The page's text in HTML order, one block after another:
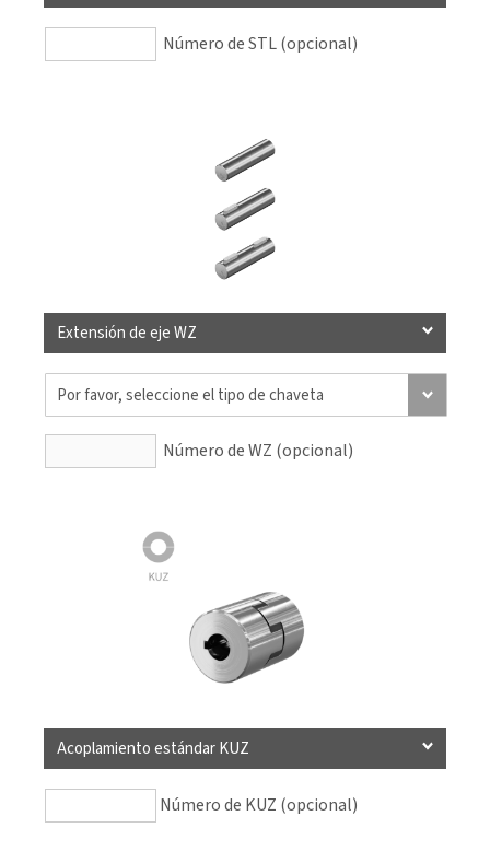
Número de STL (opcional)
Extensión de eje WZ
Número de WZ (opcional)
Acoplamiento estándar KUZ
Número de KUZ (opcional)